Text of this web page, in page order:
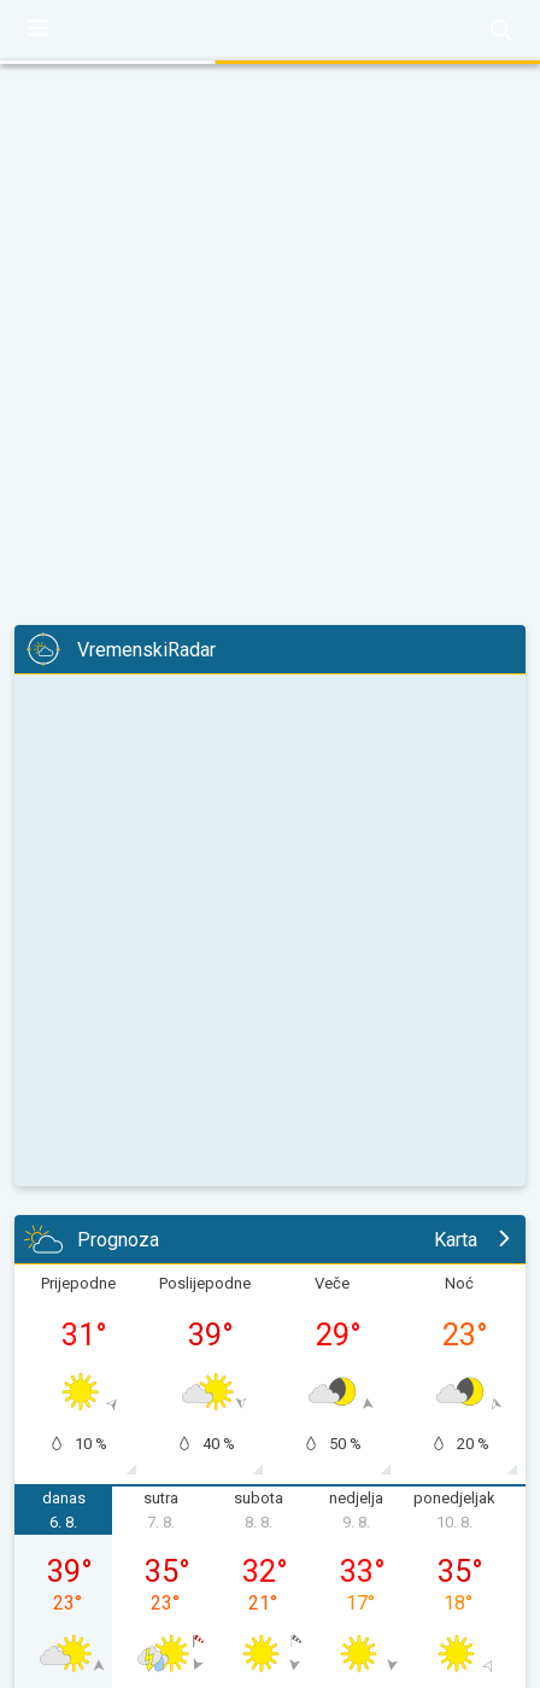
VremenskiRadar
Prognoza Karta
Prijepodne
31 °
10 %
Poslijepodne
39°
40 %
Veče
29°
50 %
Noć
23°
20 %
danas
četvrtak, 06. 08.
6. 8.
39°
23°
sutra
7. 8.
35°
23°
subota
8. 8.
32°
21°
nedjelja
9. 8.
33°
17°
ponedjeljak
10. 8.
35°
18°